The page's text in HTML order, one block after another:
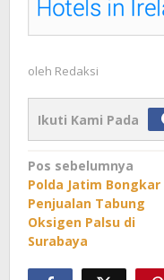
oleh Redaksi
Ikuti Kami Pada
Navigasi
pos
Pos sebelumnya
Polda Jatim Bongkar
Penjualan Tabung
Oksigen Palsu di
Surabaya